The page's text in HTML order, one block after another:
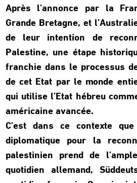
Après l’annonce par la
Grande Bretagne, et
de leur intention de
Palestine, une étape
franchie dans le processus
de cet Etat par le monde
qui utilise l’Etat hébreu
américaine avancée.
C’est dans ce contexte
diplomatique pour la
palestinien prend de
quotidien allemand,